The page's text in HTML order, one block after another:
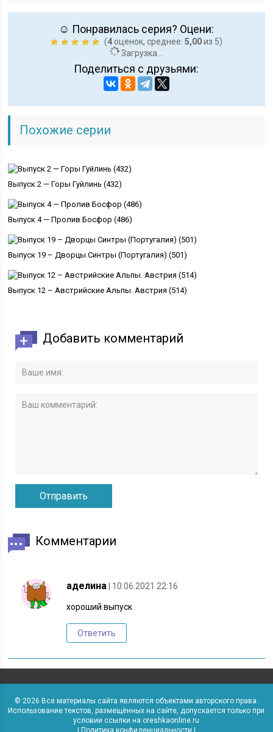
☺ Понравилась серия? Оцени:
(4оценок, среднее: 5,00из 5)
Загрузка...
Поделиться с друзьями:
Похожие серии
Выпуск 2 — Горы Гуйлинь (432)
Выпуск 4 — Пролив Босфор (486)
Выпуск 19 – Дворцы Синтры (Португалия) (501)
Выпуск 12 – Австрийские Альпы. Австрия (514)
Добавить комментарий
Комментарии
аделина | 10.06.2021 22:16
хороший выпуск
Ответить
© 2026 Все материалы сайта являются объектами авторского права.
Использование текстов, размещённых на сайте, допускается только при
условии ссылки на oreshkaonline.ru
| Политика конфиденциальности |